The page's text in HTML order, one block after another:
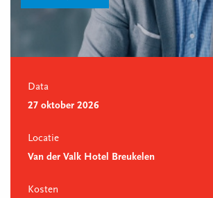
Data
27 oktober 2026
Locatie
Van der Valk Hotel Breukelen
Kosten